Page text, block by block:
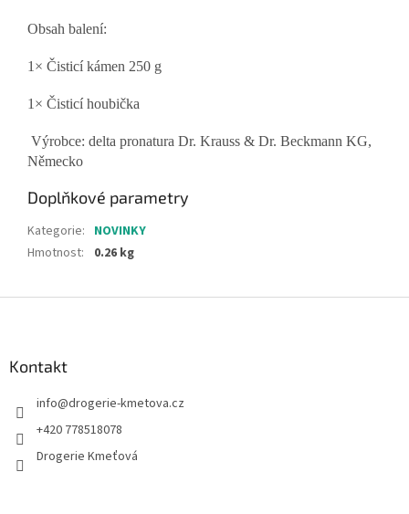
Obsah balení:
1× Čisticí kámen 250 g
1× Čisticí houbička
Výrobce: delta pronatura Dr. Krauss & Dr. Beckmann KG,
Německo
Doplňkové parametry
Kategorie: NOVINKY
Hmotnost: 0.26 kg
Kontakt
info@drogerie-kmetova.cz
+420 778518078
Drogerie Kmeťová